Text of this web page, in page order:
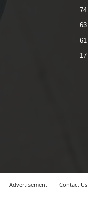
74
63
61
17
Advertisement Contact Us